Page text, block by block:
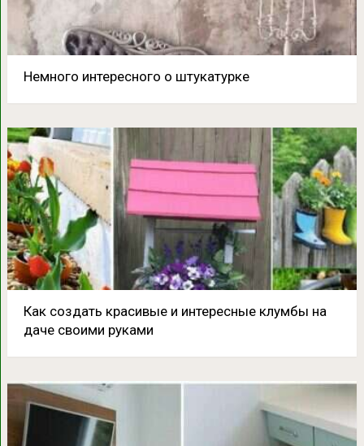
Немного интересного о штукатурке
Как создать красивые и интересные клумбы на
даче своими руками